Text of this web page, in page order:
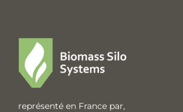
représenté en France par,